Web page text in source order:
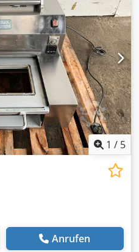
1 / 5
Anrufen